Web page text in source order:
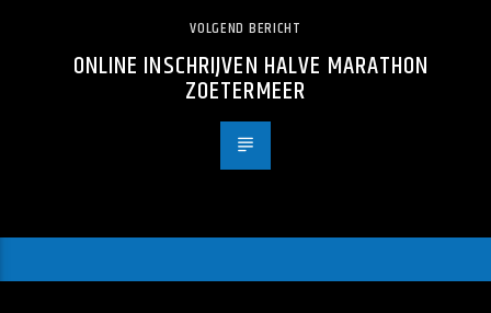
VOLGEND BERICHT
ONLINE INSCHRIJVEN HALVE MARATHON
ZOETERMEER